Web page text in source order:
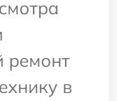
ремонт
в